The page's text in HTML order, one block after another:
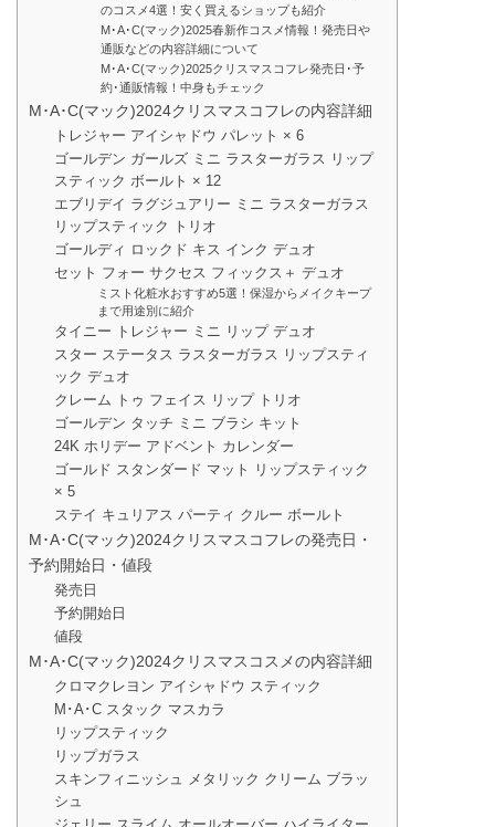
のコスメ4選！安く買えるショップも紹介
M･A･C(マック)2025春新作コスメ情報！発売日や
通販などの内容詳細について
M･A･C(マック)2025クリスマスコフレ発売日･予
約･通販情報！中身もチェック
M･A･C(マック)2024クリスマスコフレの内容詳細
トレジャー アイシャドウ パレット × 6
ゴールデン ガールズ ミニ ラスターガラス リップ
スティック ボールト × 12
エブリデイ ラグジュアリー ミニ ラスターガラス
リップスティック トリオ
ゴールディ ロックド キス インク デュオ
セット フォー サクセス フィックス＋ デュオ
ミスト化粧水おすすめ5選！保湿からメイクキープ
まで用途別に紹介
タイニー トレジャー ミニ リップ デュオ
スター ステータス ラスターガラス リップスティ
ック デュオ
クレーム トゥ フェイス リップ トリオ
ゴールデン タッチ ミニ ブラシ キット
24K ホリデー アドベント カレンダー
ゴールド スタンダード マット リップスティック
× 5
ステイ キュリアス パーティ クルー ボールト
M･A･C(マック)2024クリスマスコフレの発売日・
予約開始日・値段
発売日
予約開始日
値段
M･A･C(マック)2024クリスマスコスメの内容詳細
クロマクレヨン アイシャドウ スティック
M･A･C スタック マスカラ
リップスティック
リップガラス
スキンフィニッシュ メタリック クリーム ブラッ
シュ